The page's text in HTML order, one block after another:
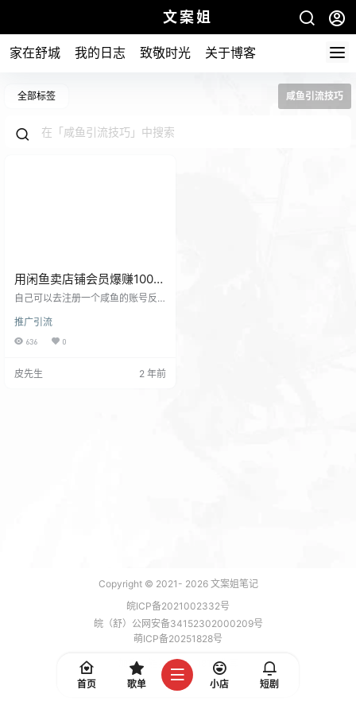
文案姐
家在舒城 我的日志 致敬时光 关于博客
全部标签 咸鱼引流技巧
用闲鱼卖店铺会员爆赚100元
每天不稀奇！
自己可以去注册一个咸鱼的账号反
赚钱！ 今天我们说说咸鱼发布闲置
技巧,说说怎么发才会有流量！ 以下
复密码】 以上所有的方法目前就这
推广引流
636 0
皮先生 2 年前
Copyright © 2021- 2026文案姐笔记
皖ICP备2021002332号
皖（舒）公网安备34152302000209号
萌ICP备20251828号
加载 7 能，功耗 0.1812 焦耳
首页
歌单 小店 短剧